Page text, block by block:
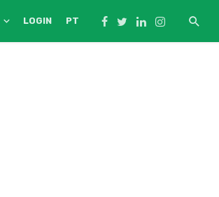
LOGIN PT